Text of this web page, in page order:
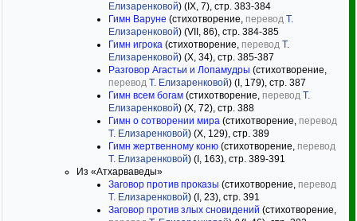
Елизаренковой) (IX, 7), стр. 383-384
Гимн Варуне (стихотворение, перевод Т.
Елизаренковой) (VII, 86), стр. 384-385
Гимн игрока (стихотворение, перевод Т.
Елизаренковой) (X, 34), стр. 385-387
Разговор Агастьи и Лопамудры (стихотворение,
перевод Т. Елизаренковой) (I, 179), стр. 387
Гимн всем богам (стихотворение, перевод Т.
Елизаренковой) (X, 72), стр. 388
Гимн о сотворении мира (стихотворение, перевод
Т. Елизаренковой) (X, 129), стр. 389
Гимн жертвенному коню (стихотворение, перевод
Т. Елизаренковой) (I, 163), стр. 389-391
Из «Атхарваведы»
Заговор против проказы (стихотворение, перевод
Т. Елизаренковой) (I, 23), стр. 391
Заговор против злых сновидений (стихотворение,